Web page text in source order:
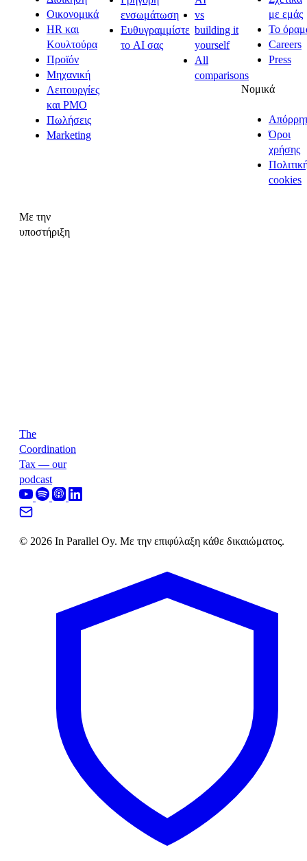
Οικονομικά
HR και
Κουλτούρα
Προϊόν
Μηχανική
Λειτουργίες
και PMO
Πωλήσεις
Marketing
ενσωμάτωση
Ευθυγραμμίστε
το AI σας
vs
building it
yourself
All
comparisons
με εμάς
Το
Careers
Press
Νομικά
Όροι
χρήσης
cookies
Με την
υποστήριξη
The
Coordination
Tax — our
podcast
© 2026 In Parallel Oy. Με την επιφύλαξη κάθε δικαιώματος.